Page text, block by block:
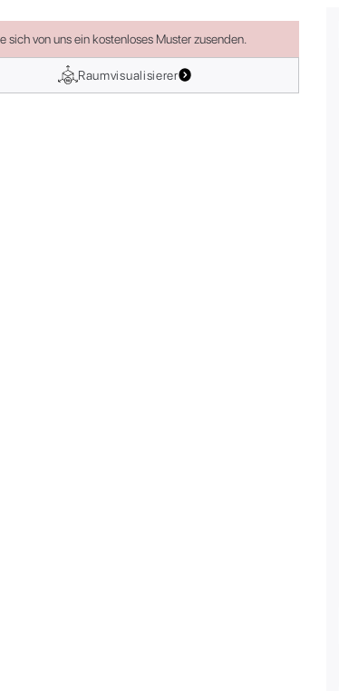
von uns ein kostenloses Muster zusenden.
Raumvisualisierer